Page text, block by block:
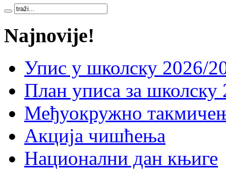
Najnovije!
Упис у школску 2026/
План уписа за школску
Међуокружно
Акција чишћења
Национални дан књиге